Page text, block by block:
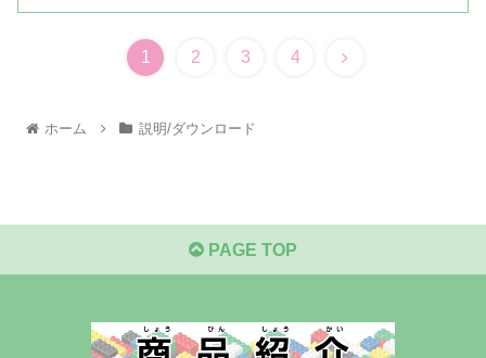
1 2 3 4
ホーム 説明/ダウンロード
PAGE TOP